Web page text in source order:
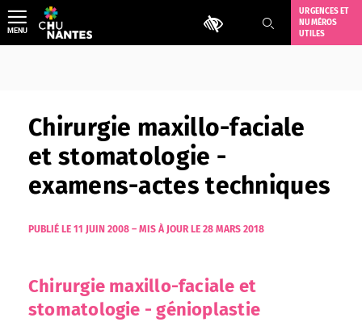
Aller
au
contenu
Outils d'accessibilité
URGENCES ET
NUMÉROS
UTILES
MENU
Chirurgie maxillo-faciale
et stomatologie -
examens-actes techniques
PUBLIÉ LE 11 JUIN 2008 – MIS À JOUR LE 28 MARS 2018
Chirurgie maxillo-faciale et
stomatologie - génioplastie